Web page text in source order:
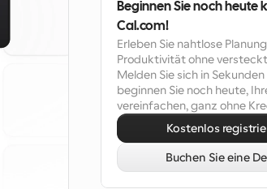
Beginnen Sie noch heute
Cal.com!
Erleben Sie nahtlose
Produktivität ohne
Melden Sie sich in Sekunden
beginnen Sie noch heute,
vereinfachen, ganz ohne
Kostenlos
Buchen Sie eine